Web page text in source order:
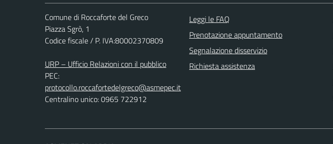
Comune di Roccaforte del Greco
Piazza Sgrò, 1
Codice fiscale / P. IVA:80002370809
URP – Ufficio Relazioni con il pubblico
PEC:
protocollo.roccafortedelgreco@asmepec.it
Centralino unico: 0965 722912
Leggi le FAQ
Prenotazione appuntamento
Segnalazione disservizio
Richiesta assistenza